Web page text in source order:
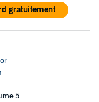
gratuitement
5